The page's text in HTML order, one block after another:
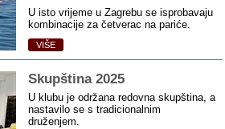
U isto vrijeme u Zagrebu se isprobavaju
kombinacije za četverac na pariće.
VIŠE
Skupština 2025
U klubu je održana redovna skupština, a
nastavilo se s tradicionalnim
druženjem.